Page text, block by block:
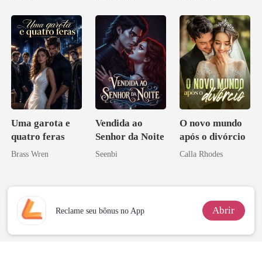
Uma garota e
quatro feras
Brass Wren
Vendida ao
Senhor da Noite
Seenbi
O novo mundo
após o divórcio
Calla Rhodes
Reclame seu bônus no App Abrir